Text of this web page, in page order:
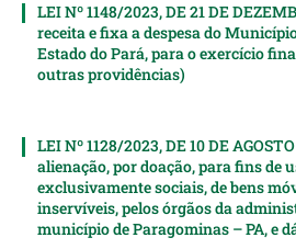
LEI Nº 1148/2023, DE 21 DE
receita e fixa a despesa do
Estado do Pará, para o exercício
outras providências)
LEI Nº 1128/2023, DE 10 DE
alienação, por doação, para fins de
exclusivamente sociais, de bens
inservíveis, pelos órgãos da
município de Paragominas – PA, e